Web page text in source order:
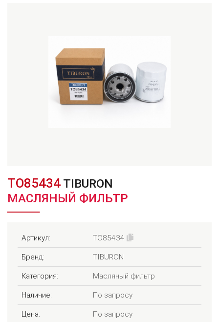
TO85434 TIBURON
МАСЛЯНЫЙ ФИЛЬТР
Артикул: TO85434
Бренд: TIBURON
Категория: Масляный фильтр
Наличие: По запросу
Цена: По запросу